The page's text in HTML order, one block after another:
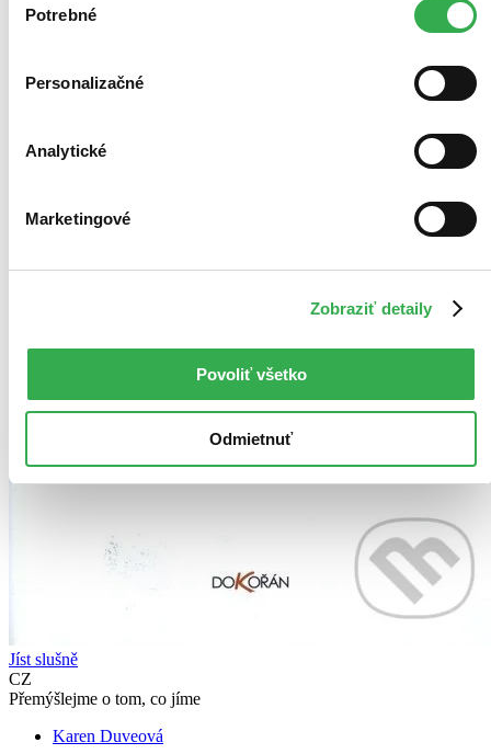
keby sme mohli používať všetky tieto cookies. Ďakujeme!
súhlasu
Potrebné
Personalizačné
Analytické
Marketingové
Zobraziť detaily
Povoliť všetko
Odmietnuť
Jíst slušně
CZ
Přemýšlejme o tom, co jíme
Karen Duveová